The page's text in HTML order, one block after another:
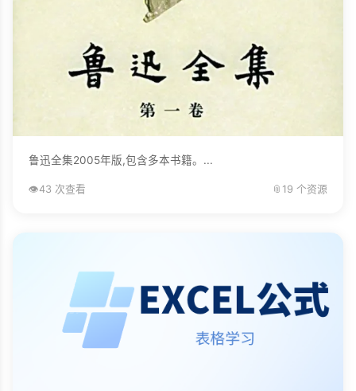
鲁迅全集2005年版,包含多本书籍。...
👁️43 次查看 📎 19 个资源